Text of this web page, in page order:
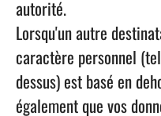
autorité.
Lorsqu'un autre
caractère personnel
dessus) est basé en
également que vos